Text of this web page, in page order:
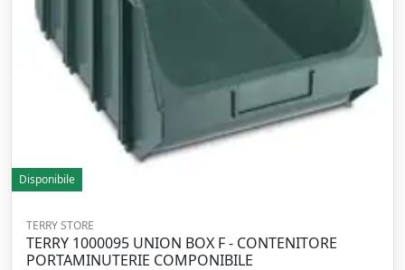
Disponibile
TERRY STORE
TERRY 1000095 UNION BOX F - CONTENITORE
PORTAMINUTERIE COMPONIBILE